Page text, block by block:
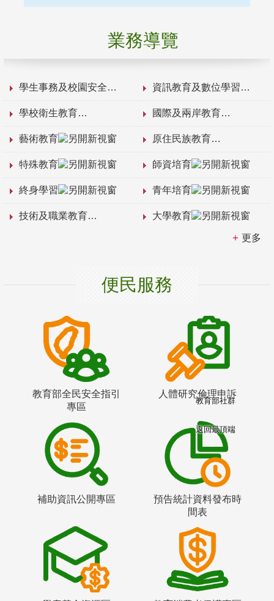
業務導覽
學生事務及校園安全 資訊教育及數位學習
學校衛生教育 國際及兩岸教育
藝術教育 原住民族教育
特殊教育 師資培育
終身學習 青年培育
技術及職業教育 大學教育
更多
便民服務
教育部全民安全指引
專區
人體研究倫理申訴
補助資訊公開專區
預告統計資料發布時
間表
教育部社群
返回最頂端